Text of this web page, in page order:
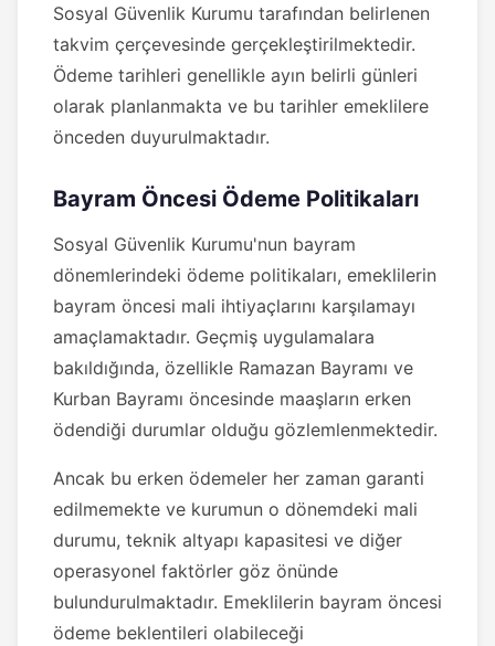
Sosyal Güvenlik Kurumu tarafından belirlenen
takvim çerçevesinde gerçekleştirilmektedir.
Ödeme tarihleri genellikle ayın belirli günleri
olarak planlanmakta ve bu tarihler emeklilere
önceden duyurulmaktadır.
Bayram Öncesi Ödeme Politikaları
Sosyal Güvenlik Kurumu'nun bayram
dönemlerindeki ödeme politikaları, emeklilerin
bayram öncesi mali ihtiyaçlarını karşılamayı
amaçlamaktadır. Geçmiş uygulamalara
bakıldığında, özellikle Ramazan Bayramı ve
Kurban Bayramı öncesinde maaşların erken
ödendiği durumlar olduğu gözlemlenmektedir.
Ancak bu erken ödemeler her zaman garanti
edilmemekte ve kurumun o dönemdeki mali
durumu, teknik altyapı kapasitesi ve diğer
operasyonel faktörler göz önünde
bulundurulmaktadır. Emeklilerin bayram öncesi
ödeme beklentileri olabileceği